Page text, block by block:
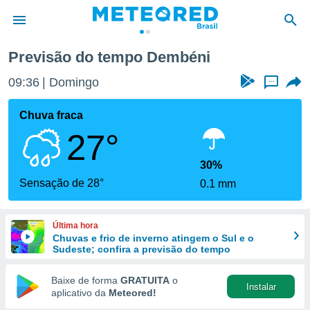
da
fornecidas
a este
das
e
forma
digital
Previsão do tempo Dembéni
09:36 Domingo ...
Chuva fraca
27°
Sensação de 28°
30%
0.1 mm
Última hora
Chuvas e frio de inverno atingem o Sul e o
Sudeste; confira a previsão do tempo
Baixe de forma GRATUITA o
aplicativo da Meteored!
Instalar